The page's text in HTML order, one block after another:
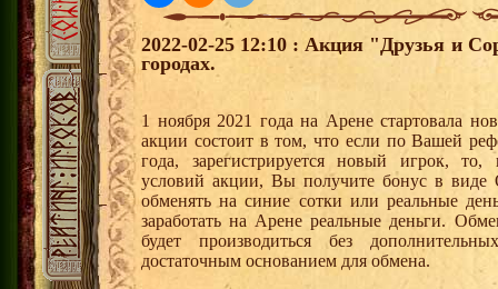
2022-02-25 12:10 : Акция "Друзья и
городах.
1 ноября 2021 года на Арене стартовала
акции состоит в том, что если по Вашей
года, зарегистрируется новый игрок,
условий акции, Вы получите бонус в
обменять на синие сотки или реальные
заработать на Арене реальные деньги.
будет производиться без
достаточным основанием для обмена.